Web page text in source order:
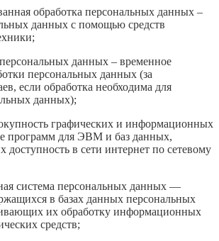
обработка персональных данных –
данных с помощью средств
данных – временное
персональных данных (за
если обработка необходима для
данных);
графических и информационных
программ для ЭВМ и баз данных,
в сети интернет по сетевому
система персональных данных —
в базах данных персональных
их обработку информационных
средств;